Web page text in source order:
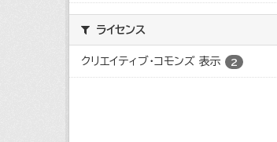
ライセンス
クリエイティブ・コモンズ 表示 2